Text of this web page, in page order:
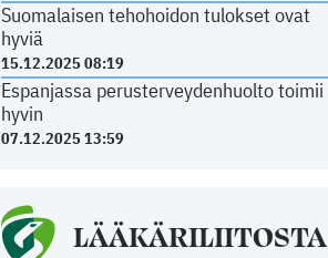
Suomalaisen tehohoidon tulokset ovat
hyviä
15.12.2025 08:19
Espanjassa perusterveydenhuolto toimii
hyvin
07.12.2025 13:59
LÄÄKÄRILIITOSTA